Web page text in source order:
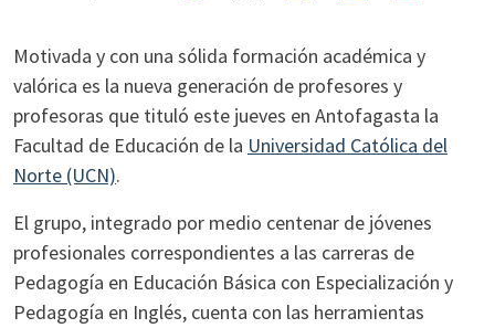
Motivada y con una sólida formación académica y
valórica es la nueva generación de profesores y
profesoras que tituló este jueves en Antofagasta la
Facultad de Educación de la Universidad Católica del
Norte (UCN).
El grupo, integrado por medio centenar de jóvenes
profesionales correspondientes a las carreras de
Pedagogía en Educación Básica con Especialización y
Pedagogía en Inglés, cuenta con las herramientas